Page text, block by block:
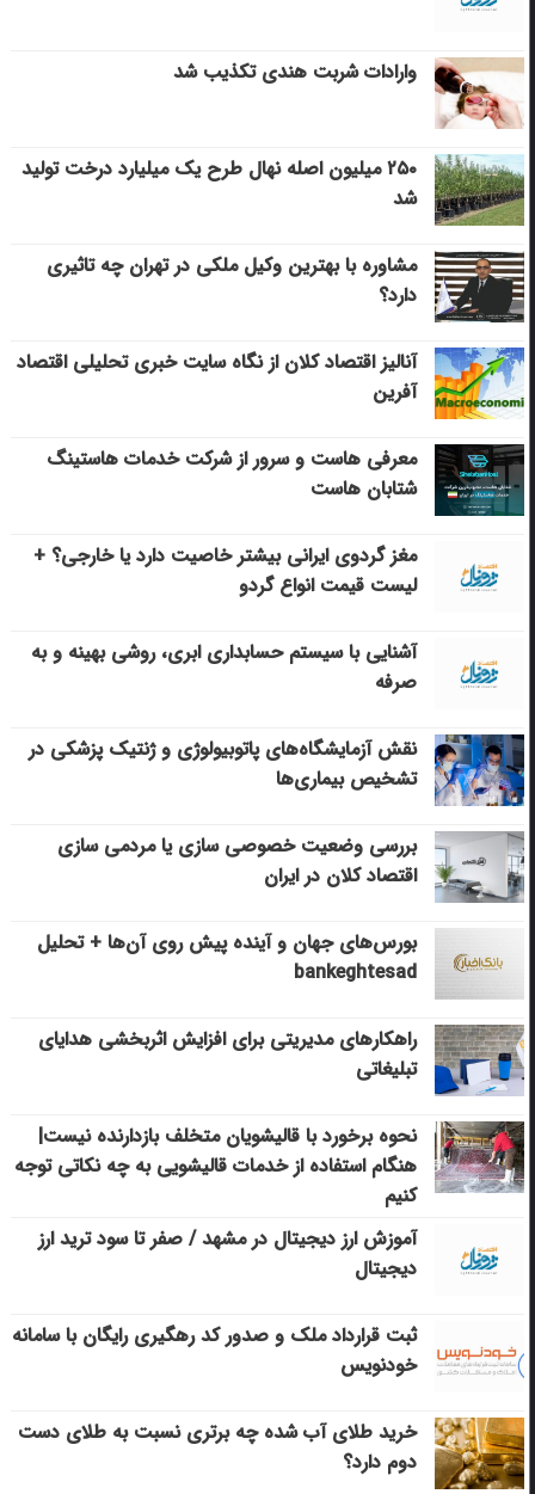
وارادات شربت هندی تکذیب شد
۲۵۰ میلیون اصله نهال طرح یک میلیارد درخت تولید
شد
مشاوره با بهترین وکیل ملکی در تهران چه تاثیری
دارد؟
آنالیز اقتصاد کلان از نگاه سایت خبری تحلیلی اقتصاد
آفرین
معرفی هاست و سرور از شرکت خدمات هاستینگ
شتابان هاست
مغز گردوی ایرانی بیشتر خاصیت دارد یا خارجی؟ +
لیست قیمت انواع گردو
آشنایی با سیستم حسابداری ابری، روشی بهینه و به
صرفه
نقش آزمایشگاه‌های پاتوبیولوژی و ژنتیک پزشکی در
تشخیص بیماری‌ها
بررسی وضعیت خصوصی سازی یا مردمی سازی
اقتصاد کلان در ایران
بورس‌های جهان و آینده پیش روی آن‌ها + تحلیل
bankeghtesad
راهکارهای مدیریتی برای افزایش اثربخشی هدایای
تبلیغاتی
نحوه برخورد با قالیشویان متخلف بازدارنده نیست|
هنگام استفاده از خدمات قالیشویی به چه نکاتی توجه
کنیم
آموزش ارز دیجیتال در مشهد / صفر تا سود ترید ارز
دیجیتال
ثبت قرارداد ملک و صدور کد رهگیری رایگان با سامانه
خودنویس
خرید طلای آب شده چه برتری نسبت به طلای دست
دوم دارد؟